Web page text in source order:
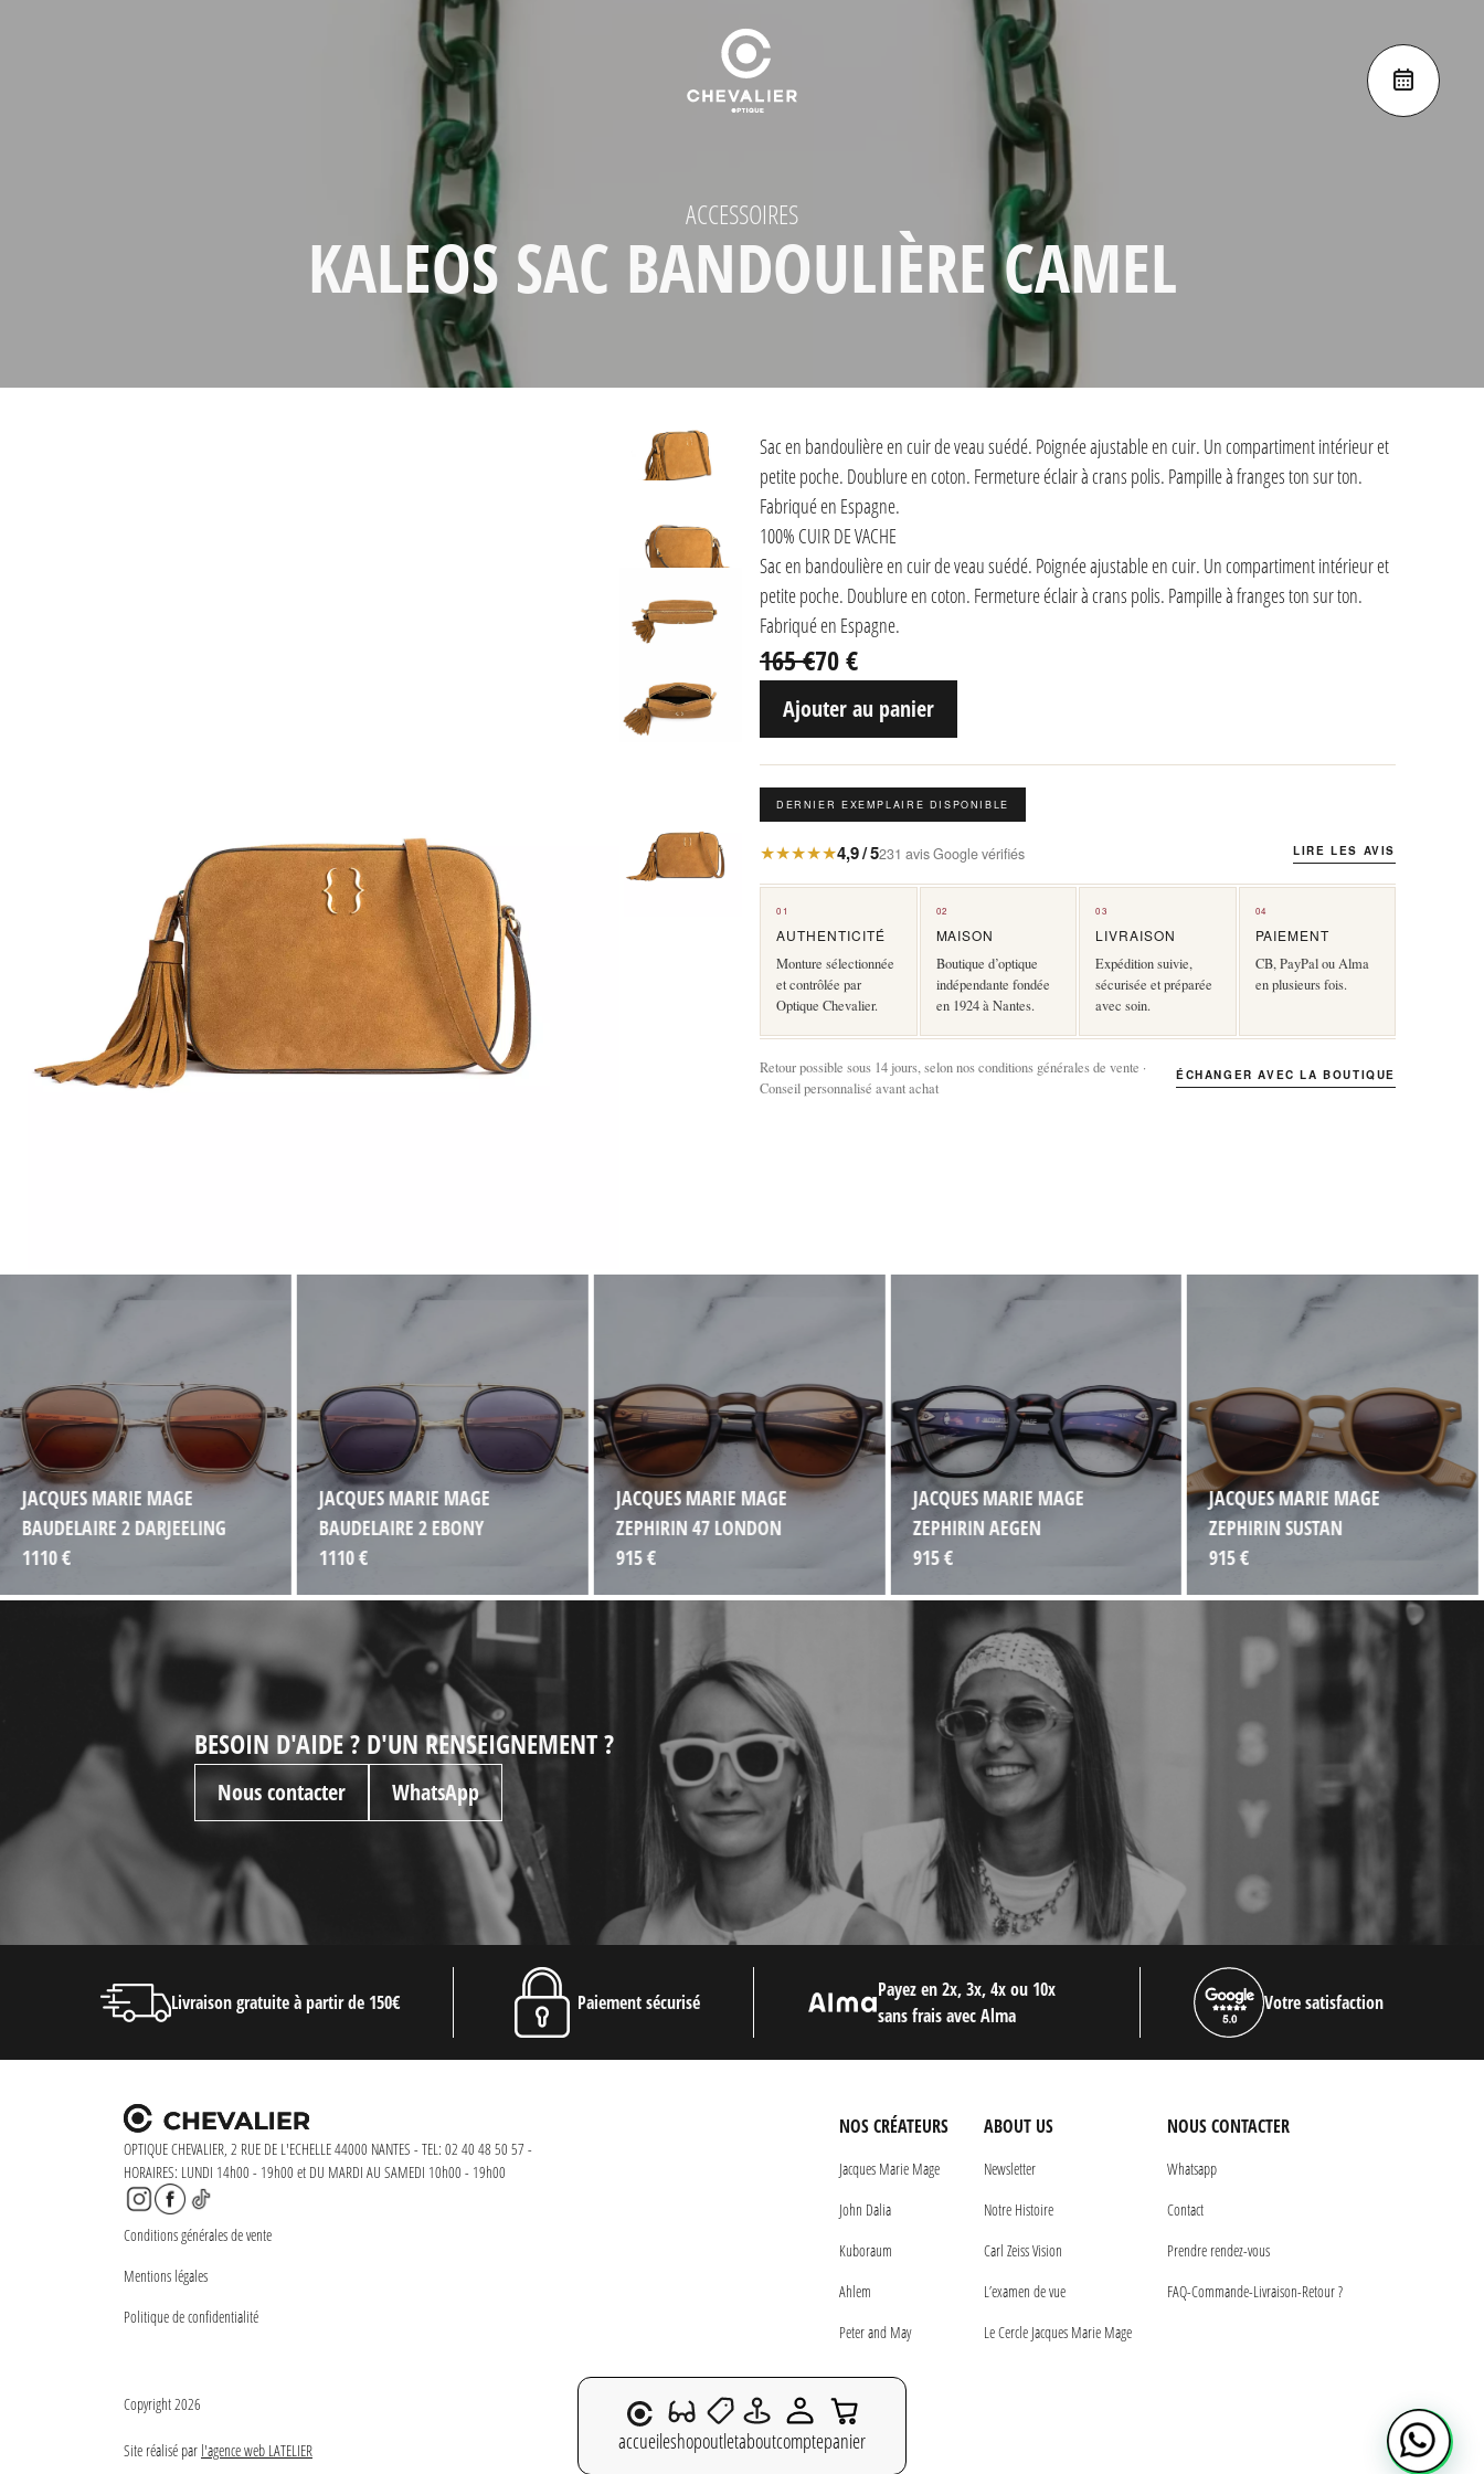
accueileshopoutletaboutcomptepanier
ACCESSOIRES
KALEOS SAC BANDOULIÈRE CAMEL
Sac en bandoulière en cuir de veau suédé. Poignée ajustable en cuir. Un compartiment intérieur et
petite poche. Doublure en coton. Fermeture éclair à crans polis. Pampille à franges ton sur ton.
Fabriqué en Espagne.
100% CUIR DE VACHE
Sac en bandoulière en cuir de veau suédé. Poignée ajustable en cuir. Un compartiment intérieur et
petite poche. Doublure en coton. Fermeture éclair à crans polis. Pampille à franges ton sur ton.
Fabriqué en Espagne.
165 €70 €
Ajouter au panier
DERNIER EXEMPLAIRE DISPONIBLE
★★★★★4,9 / 5231 avis Google vérifiés LIRE LES AVIS
01
AUTHENTICITÉ
Monture sélectionnée
et contrôlée par
Optique Chevalier.
02
MAISON
Boutique d’optique
indépendante fondée
en 1924 à Nantes.
03
LIVRAISON
Expédition suivie,
sécurisée et préparée
avec soin.
04
PAIEMENT
CB, PayPal ou Alma
en plusieurs fois.
Retour possible sous 14 jours, selon nos conditions générales de vente ·
Conseil personnalisé avant achat
ÉCHANGER AVEC LA BOUTIQUE
JACQUES MARIE MAGE
BAUDELAIRE 2 DARJEELING
1110 €
JACQUES MARIE MAGE
BAUDELAIRE 2 EBONY
1110 €
JACQUES MARIE MAGE
ZEPHIRIN 47 LONDON
915 €
JACQUES MARIE MAGE
ZEPHIRIN AEGEN
915 €
JACQUES MARIE MAGE
ZEPHIRIN SUSTAN
915 €
BESOIN D'AIDE ? D'UN RENSEIGNEMENT ?
Nous contacter WhatsApp
Livraison gratuite à partir de 150€ Paiement sécurisé
Payez en 2x, 3x, 4x ou 10x
sans frais avec Alma
Votre satisfaction
OPTIQUE CHEVALIER, 2 RUE DE L'ECHELLE 44000 NANTES - TEL: 02 40 48 50 57 -
HORAIRES: LUNDI 14h00 - 19h00 et DU MARDI AU SAMEDI 10h00 - 19h00
Conditions générales de vente
Mentions légales
Politique de confidentialité
Copyright 2026
Site réalisé par l'agence web LATELIER
NOS CRÉATEURS
Jacques Marie Mage
John Dalia
Kuboraum
Ahlem
Peter and May
ABOUT US
Newsletter
Notre Histoire
Carl Zeiss Vision
L’examen de vue
Le Cercle Jacques Marie Mage
NOUS CONTACTER
Whatsapp
Contact
Prendre rendez-vous
FAQ-Commande-Livraison-Retour ?